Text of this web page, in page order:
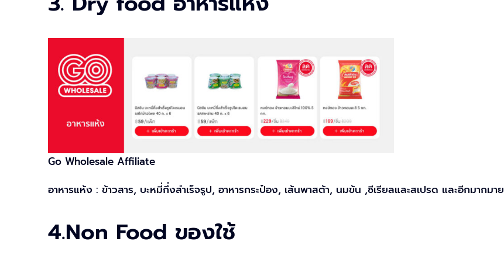
Go Wholesale Affiliate
อาหารแห้ง : ข้าวสาร, บะหมี่กึ่งสำเร็จรูป, อาหารกระป๋อง, เส้นพาสต้า, นมข้น ,ซีเรียลและสเปรด และอีกมากมาย
4.Non Food ของใช้